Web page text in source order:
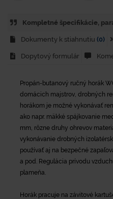
Kompletné špecifikácie,
Dokumenty k stiahnutiu (0)
Dopytový formulár
Propán-butanový ručný horák
domácich majstrov, drobných
horákom je možné vykonávať
ako napr. mäkké spájkovanie
mm, rôzne druhy ohrevov
vykonávanie drobných
používať aj na bezpečné
a pod. Regulácia prívodu
plameňa.
Horák pracuje na závitové